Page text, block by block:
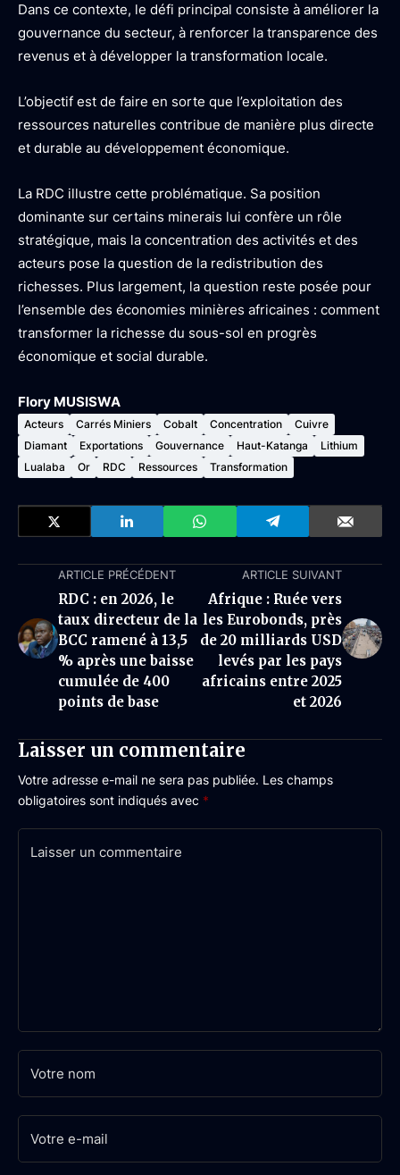
Dans ce contexte, le défi principal consiste à améliorer la
gouvernance du secteur, à renforcer la transparence des
revenus et à développer la transformation locale.
L’objectif est de faire en sorte que l’exploitation des
ressources naturelles contribue de manière plus directe
et durable au développement économique.
La RDC illustre cette problématique. Sa position
dominante sur certains minerais lui confère un rôle
stratégique, mais la concentration des activités et des
acteurs pose la question de la redistribution des
richesses. Plus largement, la question reste posée pour
l’ensemble des économies minières africaines : comment
transformer la richesse du sous-sol en progrès
économique et social durable.
Flory MUSISWA
Acteurs Carrés Miniers Cobalt Concentration
Cuivre
Diamant
Exportations Gouvernance Haut-Katanga
Lithium
Lualaba
Or RDC Ressources Transformation
ARTICLE PRÉCÉDENT
RDC : en 2026, le
taux directeur de la
BCC ramené à 13,5
% après une baisse
cumulée de 400
points de base
ARTICLE SUIVANT
Afrique : Ruée vers
les Eurobonds, près
de 20 milliards USD
levés par les pays
africains entre 2025
et 2026
Laisser un commentaire
Votre adresse e-mail ne sera pas publiée. Les champs
obligatoires sont indiqués avec *